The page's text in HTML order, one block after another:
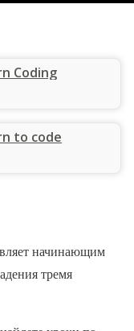
Coding
to code
начинающим
тремя